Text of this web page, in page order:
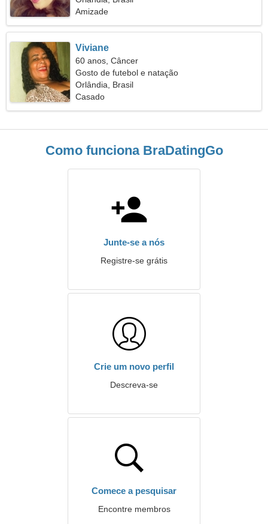
Amizade
Viviane
60 anos, Câncer
Gosto de futebol e natação
Orlândia, Brasil
Casado
Como funciona BraDatingGo
Junte-se a nós
Registre-se grátis
Crie um novo perfil
Descreva-se
Comece a pesquisar
Encontre membros